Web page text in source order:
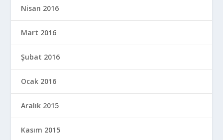
Nisan 2016
Mart 2016
Şubat 2016
Ocak 2016
Aralık 2015
Kasım 2015